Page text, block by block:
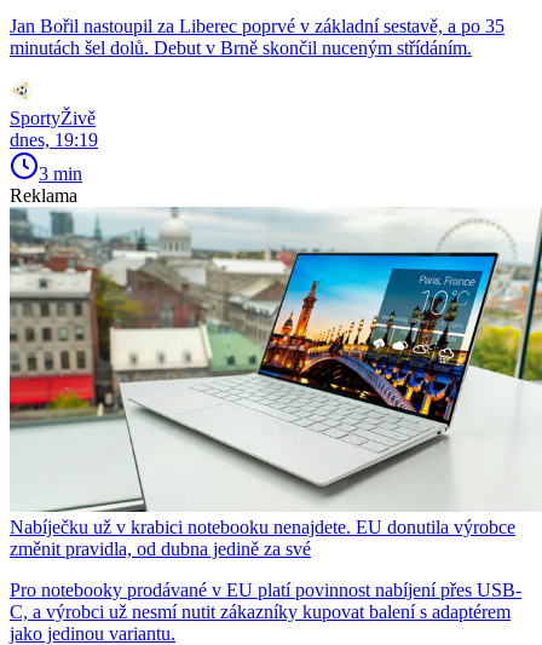
Jan Bořil nastoupil za Liberec poprvé v základní sestavě, a po 35
minutách šel dolů. Debut v Brně skončil nuceným střídáním.
SportyŽivě
dnes, 19:19
3 min
Reklama
Nabíječku už v krabici notebooku nenajdete. EU donutila výrobce
změnit pravidla, od dubna jedině za své
Pro notebooky prodávané v EU platí povinnost nabíjení přes USB-
C, a výrobci už nesmí nutit zákazníky kupovat balení s adaptérem
jako jedinou variantu.